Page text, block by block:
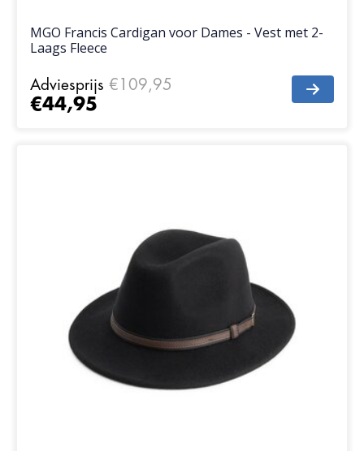
MGO Francis Cardigan voor Dames - Vest met 2-
Laags Fleece
Adviesprijs €109,95
€44,95